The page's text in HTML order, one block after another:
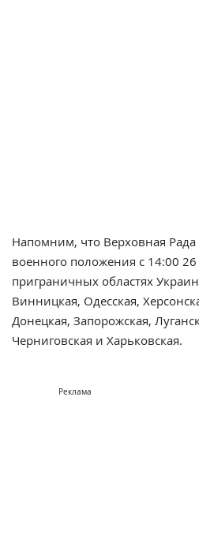
Напомним, что Верховная Рада
военного положения с 14:00
приграничных областях
Винницкая, Одесская,
Донецкая, Запорожская,
Черниговская и Харьковская.
Реклама